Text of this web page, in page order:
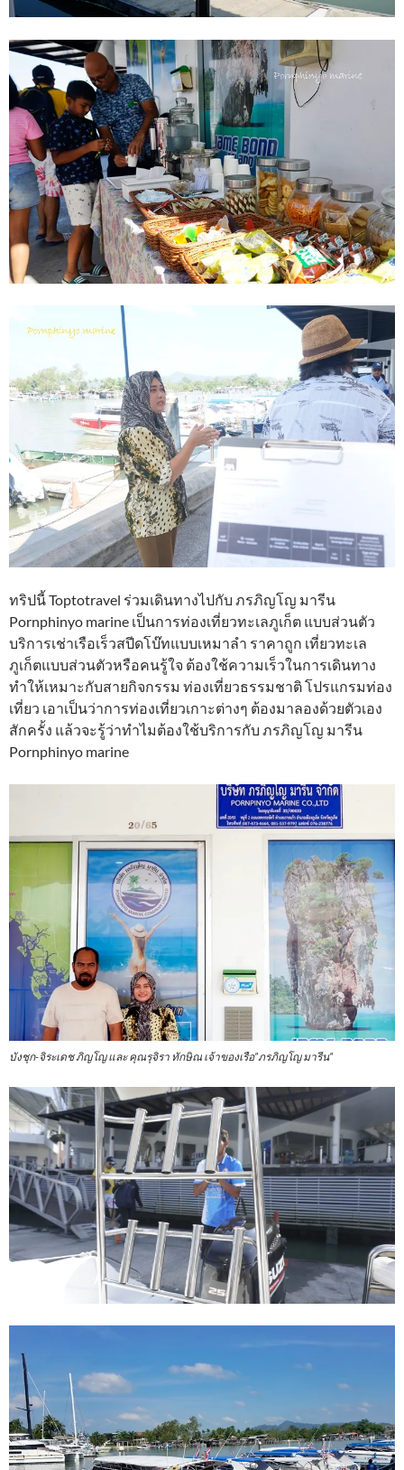
ทริปนี้ Toptotravel ร่วมเดินทางไปกับ ภรภิญโญ มารีน
Pornphinyo marine เป็นการท่องเที่ยวทะเลภูเก็ต แบบส่วนตัว
บริการเช่าเรือเร็วสปีดโบ๊ทแบบเหมาลำ ราคาถูก เที่ยวทะเล
ภูเก็ตแบบส่วนตัวหรือคนรู้ใจ ต้องใช้ความเร็วในการเดินทาง
ทำให้เหมาะกับสายกิจกรรม ท่องเที่ยวธรรมชาติ โปรแกรมท่อง
เที่ยว เอาเป็นว่าการท่องเที่ยวเกาะต่างๆ ต้องมาลองด้วยตัวเอง
สักครั้ง แล้วจะรู้ว่าทำไมต้องใช้บริการกับ ภรภิญโญ มารีน
Pornphinyo marine
บังชุก-จิระเดช ภิญโญ และ คุณรุจิรา ทักษิณ เจ้าของเรือ”ภรภิญโญ มารีน”